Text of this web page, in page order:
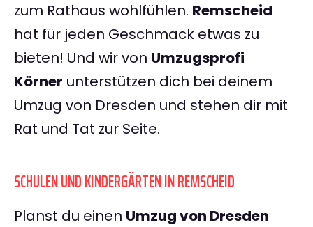
zum Rathaus wohlfühlen. Remscheid
hat für jeden Geschmack etwas zu
bieten! Und wir von Umzugsprofi
Körner unterstützen dich bei deinem
Umzug von Dresden und stehen dir mit
Rat und Tat zur Seite.
SCHULEN UND KINDERGÄRTEN IN REMSCHEID
Planst du einen Umzug von Dresden